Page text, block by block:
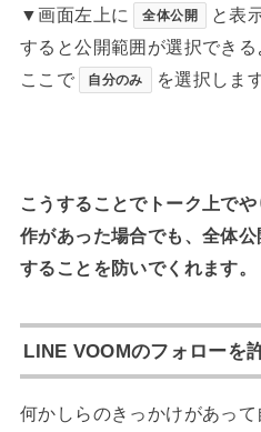
▼画面左上に 全体公開
と表
すると公開範囲が選択でき
ここで
自分のみ を選択します
こうすることでトーク上で
作があった場合でも、全体
することを防いでくれます。
LINE VOOMのフォローを
何かしらのきっかけがあっ